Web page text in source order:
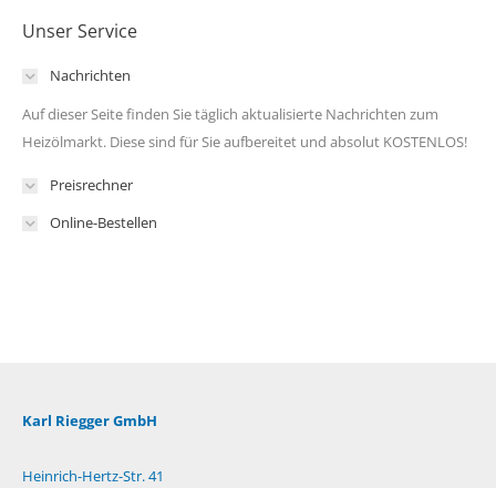
Unser Service
Nachrichten
Auf dieser Seite finden Sie täglich aktualisierte Nachrichten zum
Heizölmarkt. Diese sind für Sie aufbereitet und absolut KOSTENLOS!
Preisrechner
Online-Bestellen
Karl Riegger GmbH
Heinrich-Hertz-Str. 41